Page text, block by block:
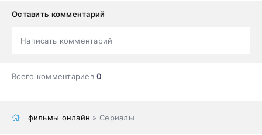
Оставить комментарий
Написать комментарий
Всего комментариев0
фильмы онлайн » Сериалы